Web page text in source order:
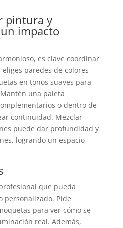
pintura y
impacto
es clave coordinar
paredes de colores
en tonos suaves para
una paleta
o dentro de
continuidad. Mezclar
puede dar profundidad y
logrando un espacio
que pueda
personalizado. Pide
para ver cómo se
real. Además,